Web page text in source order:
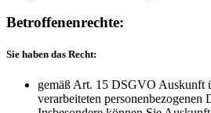
Betroffenenrechte:
Sie haben das Recht:
gemäß Art. 15 DSGVO Auskunft
verarbeiteten personenbezogenen